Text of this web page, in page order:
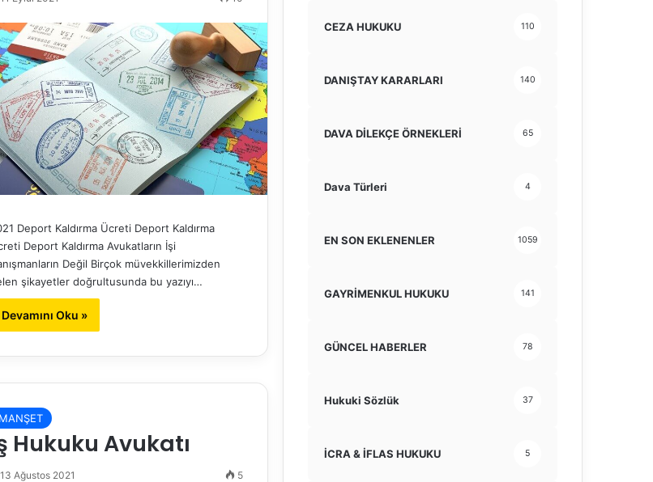
Deport Kaldırma Ücreti Deport Kaldırma
Deport Kaldırma Avukatların İşi
Değil Birçok müvekkillerimizden
şikayetler doğrultusunda bu yazıyı…
Devamını Oku »
MANŞET
Hukuku Avukatı
13 Ağustos 2021 5
CEZA HUKUKU 110
DANIŞTAY KARARLARI 140
DAVA DİLEKÇE ÖRNEKLERİ 65
Dava Türleri 4
EN SON EKLENENLER 1059
GAYRİMENKUL HUKUKU 141
GÜNCEL HABERLER 78
Hukuki Sözlük 37
İCRA & İFLAS HUKUKU 5